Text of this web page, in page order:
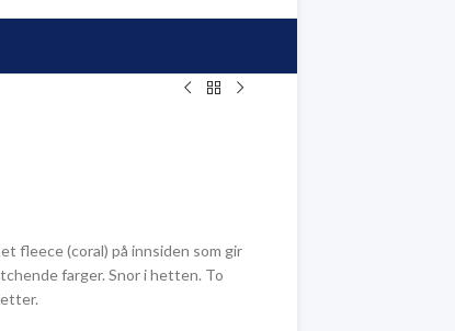
fleece (coral) på innsiden som gir
farger. Snor i hetten. To